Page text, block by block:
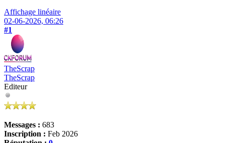
Affichage linéaire
02-06-2026, 06:26
#1
TheScrap
TheScrap
Editeur
Messages : 683
Inscription : Feb 2026